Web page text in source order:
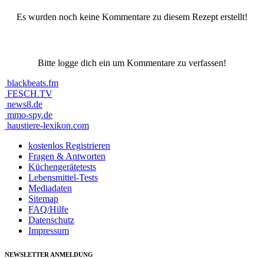
Es wurden noch keine Kommentare zu diesem Rezept erstellt!
Bitte logge dich ein um Kommentare zu verfassen!
blackbeats.fm
FESCH.TV
news8.de
mmo-spy.de
haustiere-lexikon.com
kostenlos Registrieren
Fragen & Antworten
Küchengerätetests
Lebensmittel-Tests
Mediadaten
Sitemap
FAQ/Hilfe
Datenschutz
Impressum
NEWSLETTER ANMELDUNG